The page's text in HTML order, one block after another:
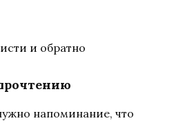
и обратно
напоминание, что